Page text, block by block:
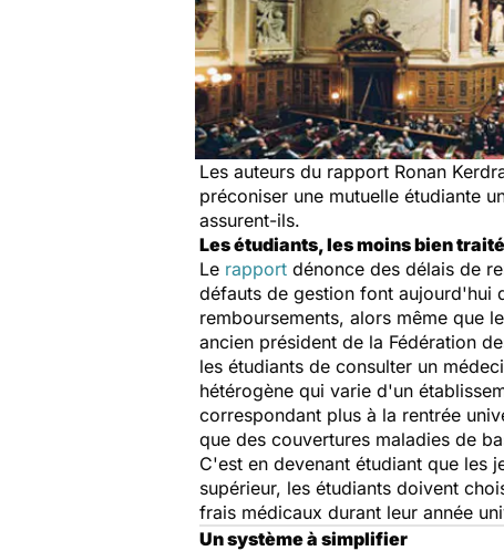
Les auteurs du rapport Ronan
préconiser une mutuelle étudiante
assurent-ils.
Les étudiants, les moins bien
Le rapport dénonce des délais de
défauts de gestion font aujourd'hui
remboursements, alors même que
ancien président de la Fédération
les étudiants de consulter un
hétérogène qui varie d'un
correspondant plus à la rentrée
que des couvertures maladies de
C'est en devenant étudiant que les
supérieur, les étudiants doivent
frais médicaux durant leur année
Un système à simplifier